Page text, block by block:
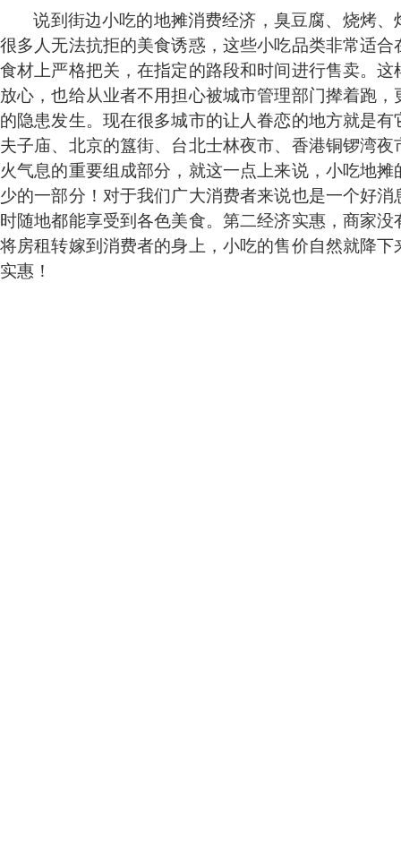
说到街边小吃的地摊消费经济，臭豆腐、烧烤
很多人无法抗拒的美食诱惑，这些小吃品类非常适
食材上严格把关，在指定的路段和时间进行售卖。
放心，也给从业者不用担心被城市管理部门撵着跑
的隐患发生。现在很多城市的让人眷恋的地方就是
夫子庙、北京的簋街、台北士林夜市、香港铜锣湾
火气息的重要组成部分，就这一点上来说，小吃地
少的一部分！对于我们广大消费者来说也是一个好
时随地都能享受到各色美食。第二经济实惠，商家
将房租转嫁到消费者的身上，小吃的售价自然就降
实惠！